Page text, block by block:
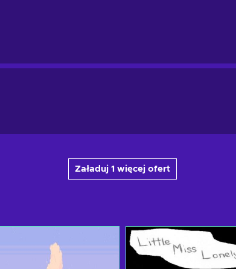
Załaduj 1 więcej ofert